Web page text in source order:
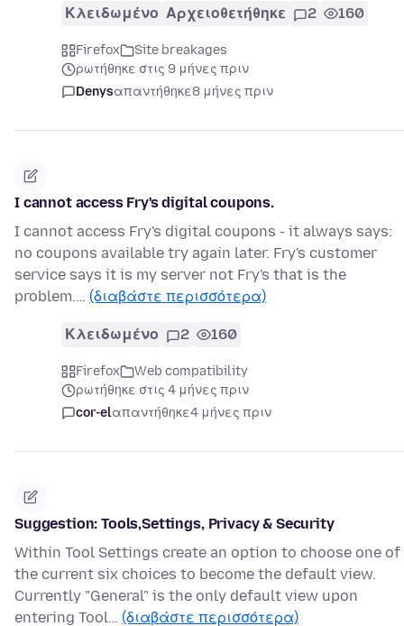
Κλειδωμένο Αρχειοθετήθηκε 2 160
Firefox
Site breakages
ρωτήθηκε στις 9 μήνες πριν
Denysαπαντήθηκε8 μήνες πριν
I cannot access Fry's digital coupons.
I cannot access Fry's digital coupons - it always says:
no coupons available try again later. Fry's customer
service says it is my server not Fry's that is the
problem.… (διαβάστε περισσότερα)
Κλειδωμένο 2 160
Firefox
Web compatibility
ρωτήθηκε στις 4 μήνες πριν
cor-elαπαντήθηκε4 μήνες πριν
Suggestion: Tools,Settings, Privacy & Security
Within Tool Settings create an option to choose one of
the current six choices to become the default view.
Currently "General" is the only default view upon
entering Tool… (διαβάστε περισσότερα)